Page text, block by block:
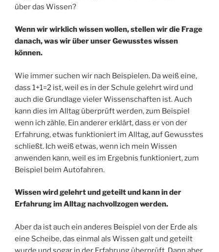
über das Wissen?
Wenn wir wirklich wissen wollen, stellen wir die Frage
danach, was wir über unser Gewusstes wissen
können.
Wie immer suchen wir nach Beispielen. Da weiß eine,
dass 1+1=2 ist, weil es in der Schule gelehrt wird und
auch die Grundlage vieler Wissenschaften ist. Auch
kann dies im Alltag überprüft werden, zum Beispiel
wenn ich zähle. Ein anderer erklärt, dass er von der
Erfahrung, etwas funktioniert im Alltag, auf Gewusstes
schließt. Ich weiß etwas, wenn ich mein Wissen
anwenden kann, weil es im Ergebnis funktioniert, zum
Beispiel beim Autofahren.
Wissen wird gelehrt und geteilt und kann in der
Erfahrung im Alltag nachvollzogen werden.
Aber da ist auch ein anderes Beispiel von der Erde als
eine Scheibe, das einmal als Wissen galt und geteilt